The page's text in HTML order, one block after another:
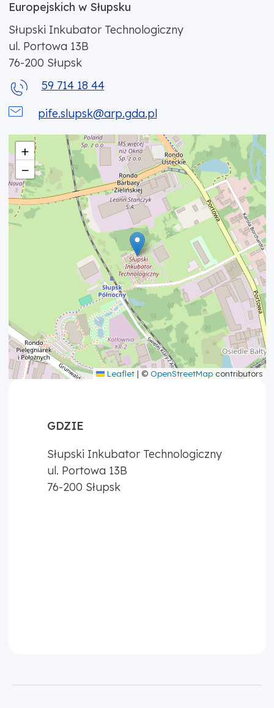
Europejskich w Słupsku
Słupski Inkubator Technologiczny
ul. Portowa 13B
76-200 Słupsk
59 714 18 44
pife.slupsk@arp.gda.pl
+
−
Leaflet | © OpenStreetMapcontributors
GDZIE
Słupski Inkubator Technologiczny
ul. Portowa 13B
76-200 Słupsk